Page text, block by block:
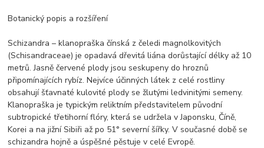
Botanický popis a rozšíření
Schizandra – klanopraška čínská z čeledi magnolkovitých
(Schisandraceae) je opadavá dřevitá liána dorůstající délky až 10
metrů. Jasně červené plody jsou seskupeny do hroznů
připomínajících rybíz. Nejvíce účinných látek z celé rostliny
obsahují šťavnaté kulovité plody se žlutými ledvinitými semeny.
Klanopraška je typickým reliktním představitelem původní
subtropické třetihorní flóry, která se udržela v Japonsku, Číně,
Korei a na jižní Sibiři až po 51° severní šířky. V současné době se
schizandra hojně a úspěšné pěstuje v celé Evropě.